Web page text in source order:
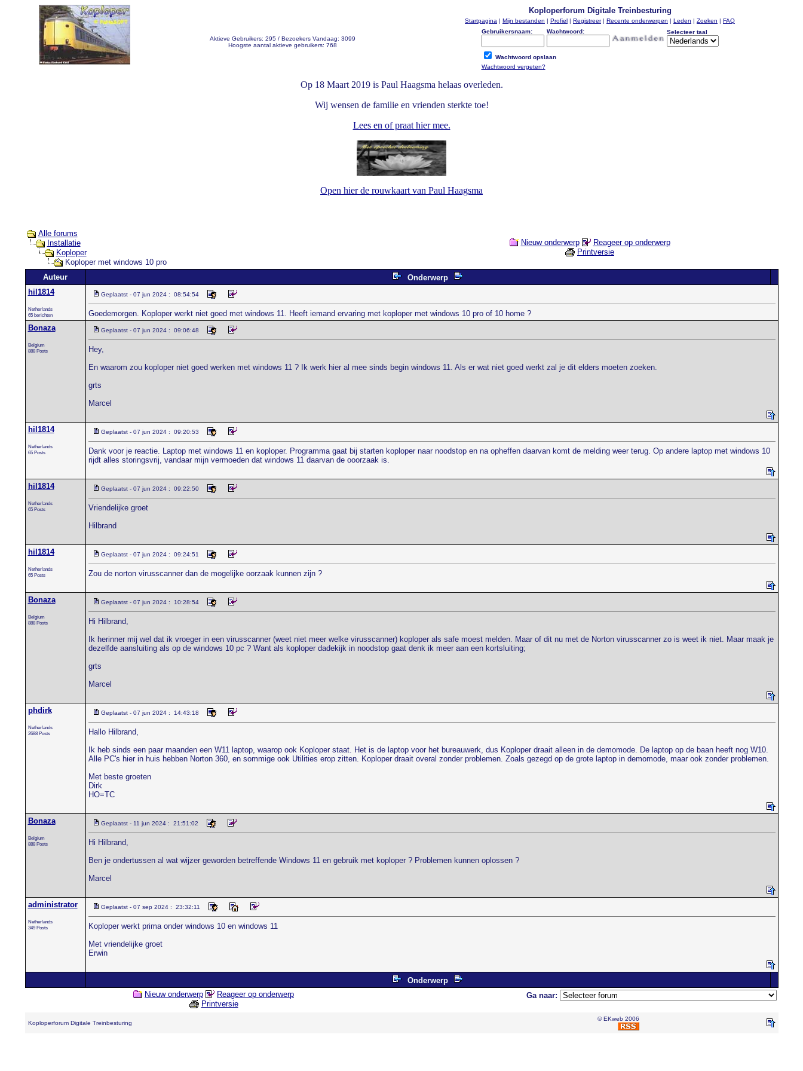
Aktieve Gebruikers: 295 / Bezoekers Vandaag: 3099
Hoogste aantal aktieve gebruikers: 768
Koploperforum Digitale Treinbesturing
Startpagina | Mijn bestanden | Profiel | Registreer| Recente onderwerpen | Leden | Zoeken | FAQ
Gebruikersnaam:
Wachtwoord: Selecteer taal
Wachtwoord opslaan
Wachtwoord vergeten?
Op 18 Maart 2019 is Paul Haagsma helaas overleden.
Wij wensen de familie en vrienden sterkte toe!
Lees en of praat hier mee.
Open hier de rouwkaart van Paul Haagsma
Alle forums
Installatie
Koploper
Koploper met windows 10 pro
Nieuw onderwerp
Reageer op onderwerp
Printversie
Auteur
Onderwerp
hil1814
Netherlands
65 berichten
Geplaatst - 07 jun 2024 : 08:54:54
Goedemorgen. Koploper werkt niet goed met windows 11. Heeft iemand ervaring met koploper met windows 10 pro of 10 home ?
Bonaza
Belgium
888 Posts
Geplaatst - 07 jun 2024 : 09:06:48
Hey,
En waarom zou koploper niet goed werken met windows 11 ? Ik werk hier al mee sinds begin windows 11. Als er wat niet goed werkt zal je dit elders moeten zoeken.
grts
Marcel
hil1814
Netherlands
65 Posts
Geplaatst - 07 jun 2024 : 09:20:53
Dank voor je reactie. Laptop met windows 11 en koploper. Programma gaat bij starten koploper naar noodstop en na opheffen daarvan komt de melding weer terug. Op andere laptop met windows 10
rijdt alles storingsvrij, vandaar mijn vermoeden dat windows 11 daarvan de ooorzaak is.
hil1814
Netherlands
65 Posts
Geplaatst - 07 jun 2024 : 09:22:50
Vriendelijke groet
Hilbrand
hil1814
Netherlands
65 Posts
Geplaatst - 07 jun 2024 : 09:24:51
Zou de norton virusscanner dan de mogelijke oorzaak kunnen zijn ?
Bonaza
Belgium
888 Posts
Geplaatst - 07 jun 2024 : 10:28:54
Hi Hilbrand,
Ik herinner mij wel dat ik vroeger in een virusscanner (weet niet meer welke virusscanner) koploper als safe moest melden. Maar of dit nu met de Norton virusscanner zo is weet ik niet. Maar maak je
dezelfde aansluiting als op de windows 10 pc ? Want als koploper dadekijk in noodstop gaat denk ik meer aan een kortsluiting;
grts
Marcel
phdirk
Netherlands
2688 Posts
Geplaatst - 07 jun 2024 : 14:43:18
Hallo Hilbrand,
Ik heb sinds een paar maanden een W11 laptop, waarop ook Koploper staat. Het is de laptop voor het bureauwerk, dus Koploper draait alleen in de demomode. De laptop op de baan heeft nog W10.
Alle PC's hier in huis hebben Norton 360, en sommige ook Utilities erop zitten. Koploper draait overal zonder problemen. Zoals gezegd op de grote laptop in demomode, maar ook zonder problemen.
Met beste groeten
Dirk
HO=TC
Bonaza
Belgium
888 Posts
Geplaatst - 11 jun 2024 : 21:51:02
Hi Hilbrand,
Ben je ondertussen al wat wijzer geworden betreffende Windows 11 en gebruik met koploper ? Problemen kunnen oplossen ?
Marcel
administrator
Netherlands
349 Posts
Geplaatst - 07 sep 2024 : 23:32:11
Koploper werkt prima onder windows 10 en windows 11
Met vriendelijke groet
Erwin
Onderwerp
Nieuw onderwerp
Reageer op onderwerp
Printversie
Ga naar:
Koploperforum Digitale Treinbesturing
© EKweb 2006